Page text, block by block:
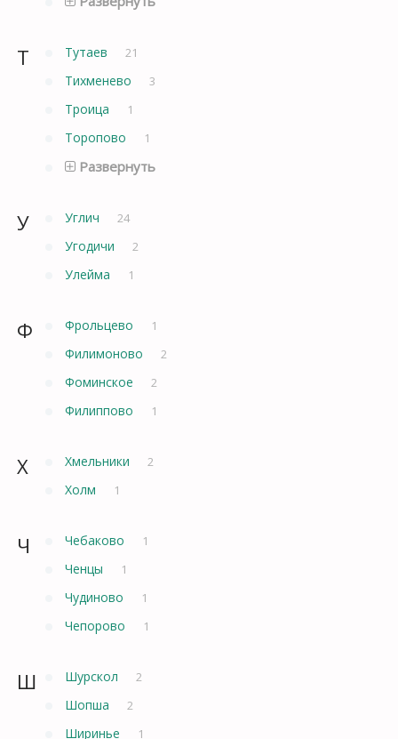
Т Тутаев 21
Тихменево 3
Троица 1
Торопово 1
Развернуть
У Углич 24
Угодичи 2
Улейма 1
Ф Фрольцево 1
Филимоново 2
Фоминское 2
Филиппово 1
Х Хмельники 2
Холм 1
Ч Чебаково 1
Ченцы 1
Чудиново 1
Чепорово 1
Ш Шурскол 2
Шопша 2
Ширинье 1